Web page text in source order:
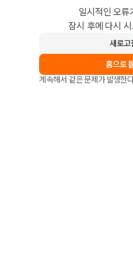
일시적인 오류
잠시 후에 다시
새로고
홈으로
계속해서 같은 문제가 발생한